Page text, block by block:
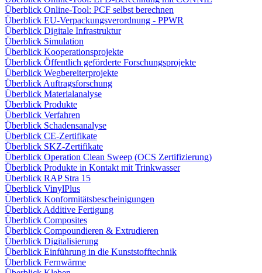
Überblick Online-Tool: PCF selbst berechnen
Überblick EU-Verpackungsverordnung - PPWR
Überblick Digitale Infrastruktur
Überblick Simulation
Überblick Kooperationsprojekte
Überblick Öffentlich geförderte Forschungsprojekte
Überblick Wegbereiterprojekte
Überblick Auftragsforschung
Überblick Materialanalyse
Überblick Produkte
Überblick Verfahren
Überblick Schadensanalyse
Überblick CE-Zertifikate
Überblick SKZ-Zertifikate
Überblick Operation Clean Sweep (OCS Zertifizierung)
Überblick Produkte in Kontakt mit Trinkwasser
Überblick RAP Stra 15
Überblick VinylPlus
Überblick Konformitätsbescheinigungen
Überblick Additive Fertigung
Überblick Composites
Überblick Compoundieren & Extrudieren
Überblick Digitalisierung
Überblick Einführung in die Kunststofftechnik
Überblick Fernwärme